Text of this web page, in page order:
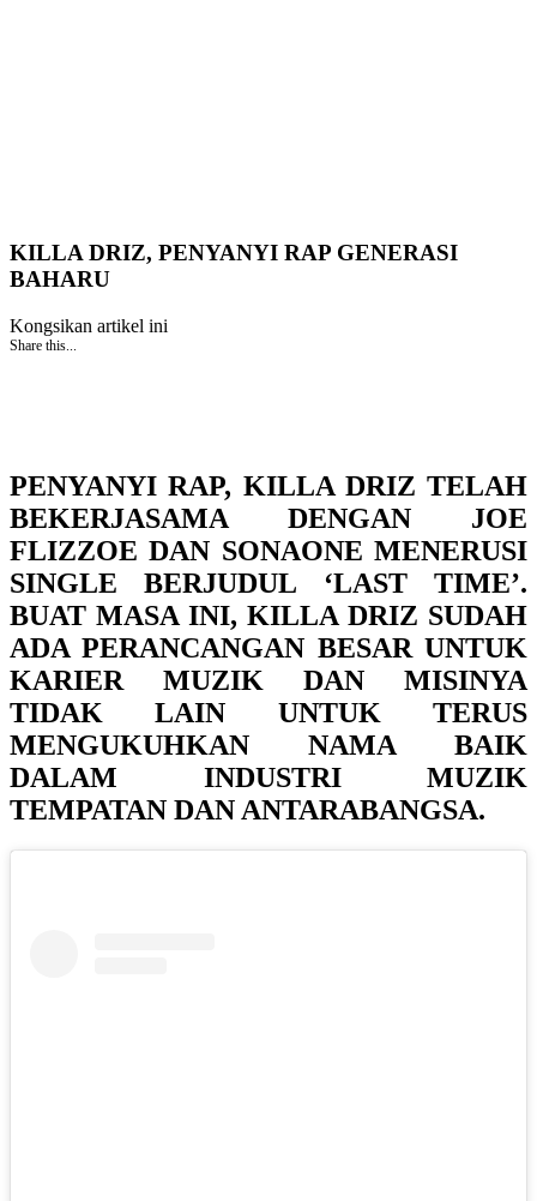
KILLA DRIZ, PENYANYI RAP GENERASI
BAHARU
Kongsikan artikel ini
Share this...
PENYANYI RAP, KILLA DRIZ TELAH
BEKERJASAMA DENGAN JOE
FLIZZOE DAN SONAONE MENERUSI
SINGLE BERJUDUL ‘LAST TIME’.
BUAT MASA INI, KILLA DRIZ SUDAH
ADA PERANCANGAN BESAR UNTUK
KARIER MUZIK DAN MISINYA
TIDAK LAIN UNTUK TERUS
MENGUKUHKAN NAMA BAIK
DALAM INDUSTRI MUZIK
TEMPATAN DAN ANTARABANGSA.